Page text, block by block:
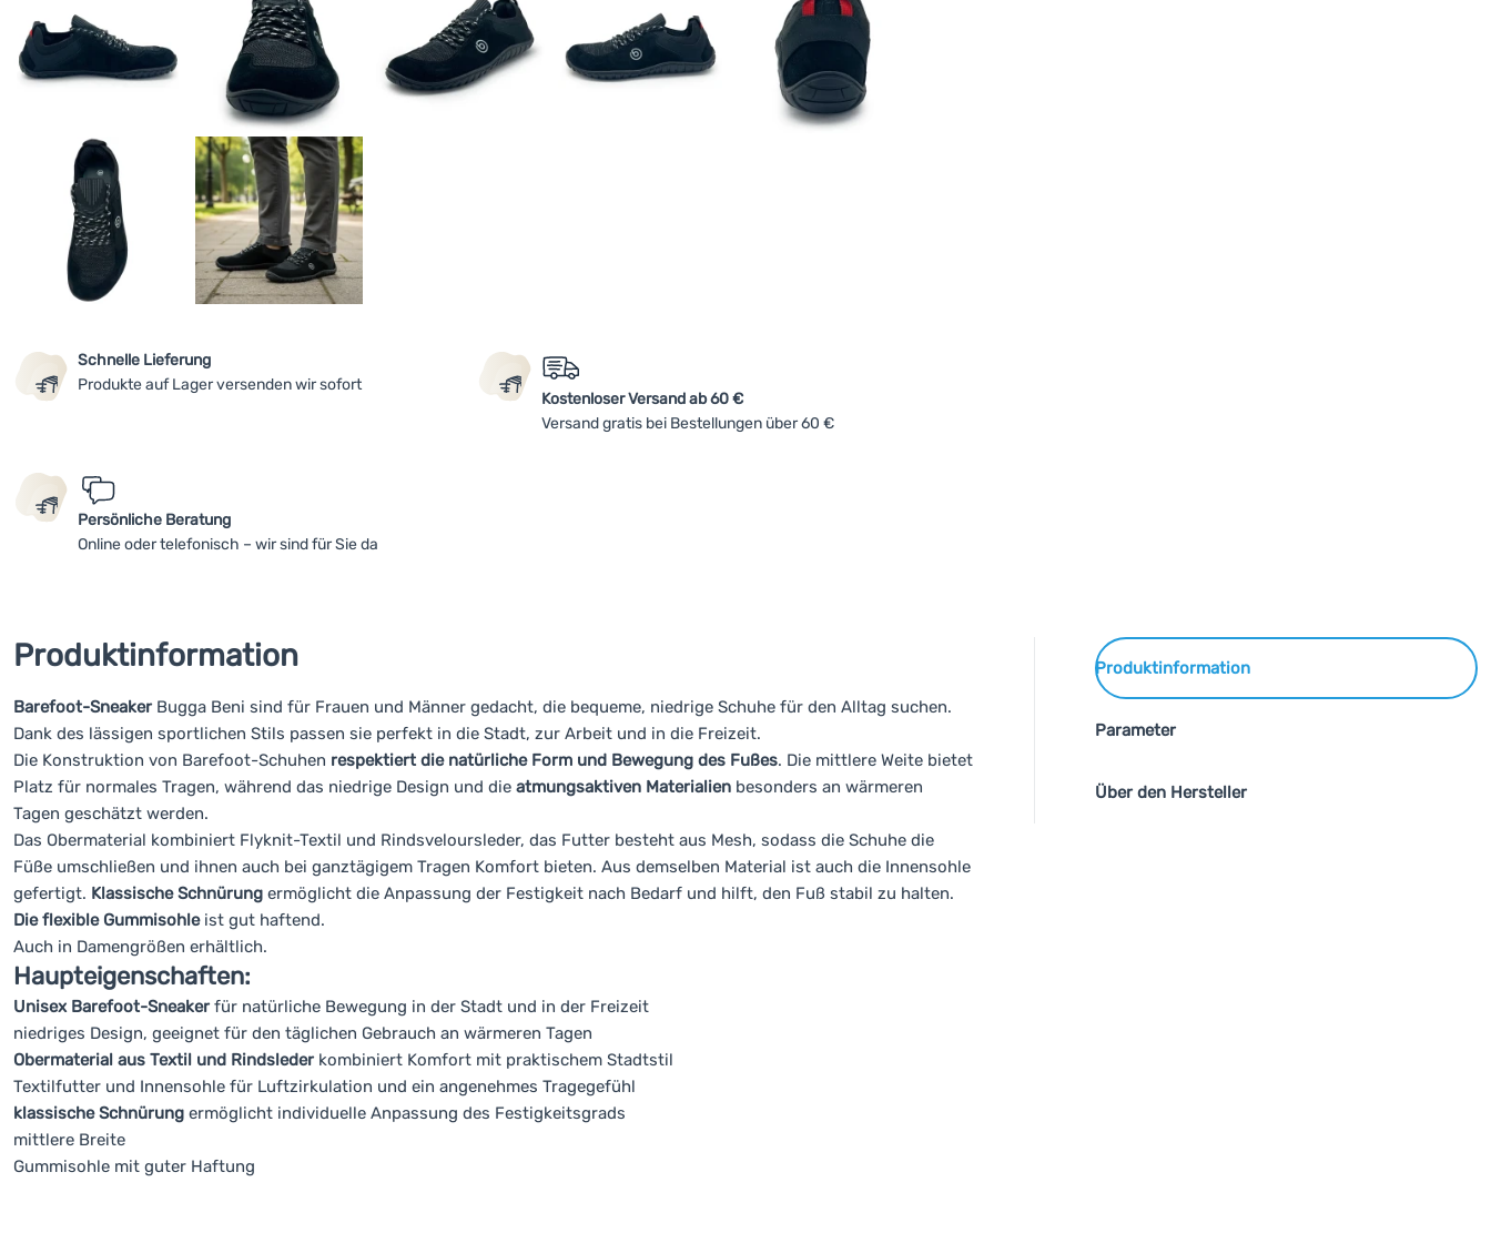
Schnelle Lieferung
Produkte auf Lager versenden wir sofort
Kostenloser Versand ab 60 €
Versand gratis bei Bestellungen über 60 €
Persönliche Beratung
Online oder telefonisch – wir sind für Sie da
Produktinformation
Parameter
Über den Hersteller
Produktinformation
Barefoot-SneakerBugga Beni sind für Frauen und Männer gedacht, die bequeme, niedrige Schuhe für den Alltag suchen.
Dank des lässigen sportlichen Stils passen sie perfekt in die Stadt, zur Arbeit und in die Freizeit.
Die Konstruktion von Barefoot-Schuhen respektiert die natürliche Form und Bewegung des Fußes. Die mittlere Weite bietet
Platz für normales Tragen, während das niedrige Design und die atmungsaktiven Materialien besonders an wärmeren
Tagen geschätzt werden.
Das Obermaterial kombiniert Flyknit-Textil und Rindsveloursleder, das Futter besteht aus Mesh, sodass die Schuhe die
Füße umschließen und ihnen auch bei ganztägigem Tragen Komfort bieten. Aus demselben Material ist auch die Innensohle
gefertigt. Klassische Schnürung ermöglicht die Anpassung der Festigkeit nach Bedarf und hilft, den Fuß stabil zu halten.
Die flexible Gummisohleist gut haftend.
Auch in Damengrößen erhältlich.
Haupteigenschaften:
Unisex Barefoot-Sneakerfür natürliche Bewegung in der Stadt und in der Freizeit
niedriges Design, geeignet für den täglichen Gebrauch an wärmeren Tagen
Obermaterial aus Textil und Rindslederkombiniert Komfort mit praktischem Stadtstil
Textilfutter und Innensohle für Luftzirkulation und ein angenehmes Tragegefühl
klassische Schnürung ermöglicht individuelle Anpassung des Festigkeitsgrads
mittlere Breite
Gummisohle mit guter Haftung